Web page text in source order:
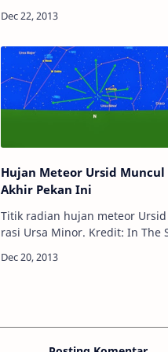
surya kita sejajar? Sejajar dalam
Hujan Meteor Ursid Muncul
Akhir Pekan Ini
Titik radian hujan meteor
rasi Ursa Minor. Kredit: In The
Ursid akan mencapai tingkat